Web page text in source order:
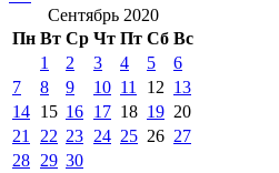
Сентябрь 2020
Пн Вт Ср Чт Пт Сб Вс
1 2 3 4 5
6
7
8 9 10 11 12 13
14 15 16 17 18 19 20
21
22 23 24 25 26 27
28 29 30